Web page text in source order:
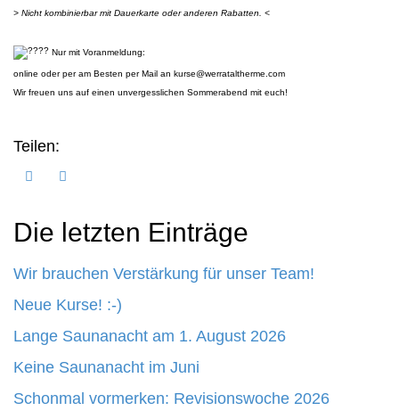
> Nicht kombinierbar mit Dauerkarte oder anderen Rabatten. <
Nur mit Voranmeldung:
online oder per am Besten per Mail an kurse@werrataltherme.com
Wir freuen uns auf einen unvergesslichen Sommerabend mit euch!
Teilen:
Die letzten Einträge
Wir brauchen Verstärkung für unser Team!
Neue Kurse! :-)
Lange Saunanacht am 1. August 2026
Keine Saunanacht im Juni
Schonmal vormerken: Revisionswoche 2026